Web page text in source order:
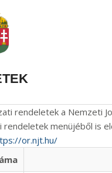
rendeletek a Nemzeti
rendeletek menüjéből is
or.njt.hu/